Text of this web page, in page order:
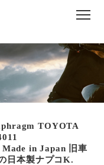
TOYOTA
in Japan 旧車
日本製ナプコK.